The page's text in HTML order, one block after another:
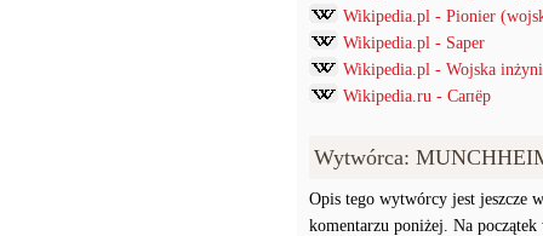
Wikipedia.pl - Pionier
Wikipedia.pl - Saper
Wikipedia.pl - Wojska
Wikipedia.ru - Сапёр
Wytwórca:
Opis tego wytwórcy jest jeszcze
komentarzu poniżej. Na